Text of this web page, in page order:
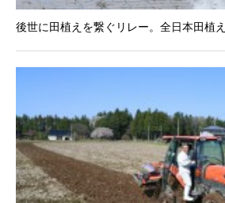
後世に田植えを繋ぐリレー。全日本田植